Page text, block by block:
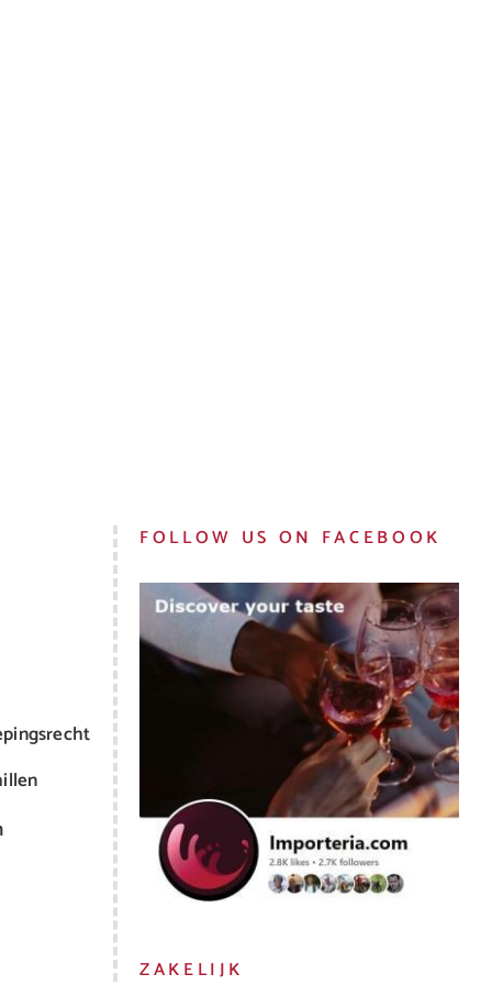
FOLLOW US ON FACEBOOK
ZAKELIJK